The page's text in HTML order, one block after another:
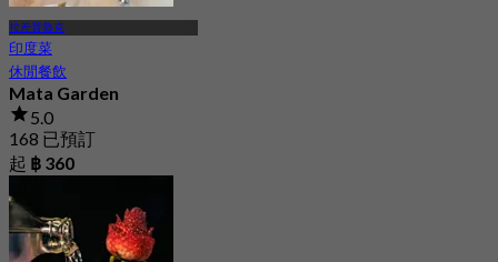
拉差普魯克
印度菜
休閒餐飲
Mata Garden
5.0
168 已預訂
起 ฿ 360